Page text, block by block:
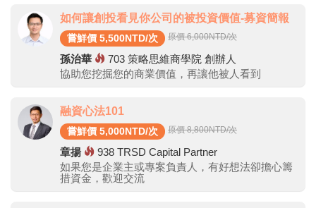
如何讓創投看見你公司的被投資價值-募資簡報
嘗鮮價 5,500NTD/次 原價 6,000NTD/次
孫治華 703 策略思維商學院 創辦人
協助您挖掘您的商業價值，再讓他被人看到
融資心法101
嘗鮮價 5,000NTD/次 原價 8,800NTD/次
章揚 938 TRSD Capital Partner
如果您是企業主或專案負責人，有好想法卻擔心籌
措資金，歡迎交流